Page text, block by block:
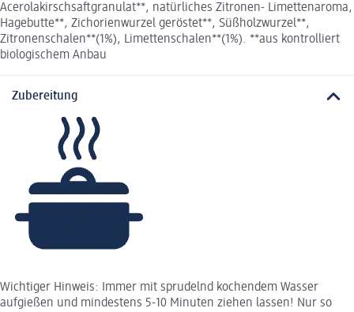
Acerolakirschsaftgranulat**, natürliches Zitronen- Limettenaroma,
Hagebutte**, Zichorienwurzel geröstet**, Süßholzwurzel**,
Zitronenschalen**(1%), Limettenschalen**(1%). **aus kontrolliert
biologischem Anbau
Zubereitung
Wichtiger Hinweis: Immer mit sprudelnd kochendem Wasser
aufgießen und mindestens 5-10 Minuten ziehen lassen! Nur so